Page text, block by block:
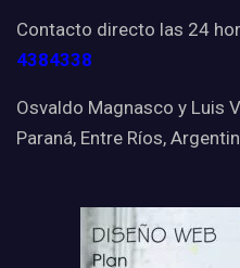
Contacto directo las 24
4384338
Osvaldo Magnasco y Luis
Paraná, Entre Ríos,